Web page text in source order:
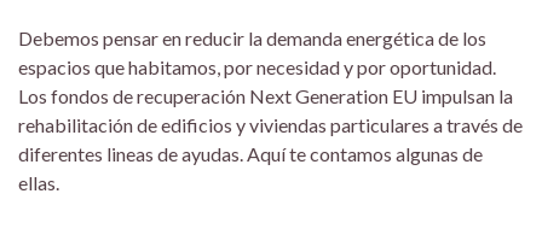
Debemos pensar en reducir la demanda energética de los
espacios que habitamos, por necesidad y por oportunidad.
Los fondos de recuperación Next Generation EU impulsan la
rehabilitación de edificios y viviendas particulares a través de
diferentes lineas de ayudas. Aquí te contamos algunas de
ellas.